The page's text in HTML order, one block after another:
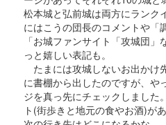
松本城と弘前城は両方にランク
にはこうの団長のコメントや「
「お城ファンサイト「攻城団
っと嬉しい表記も。
たまには攻城しないお出かけ
に書棚から出したのですが、や
ジを真っ先にチェックしました
ト(街歩きと地元の食やお酒)が